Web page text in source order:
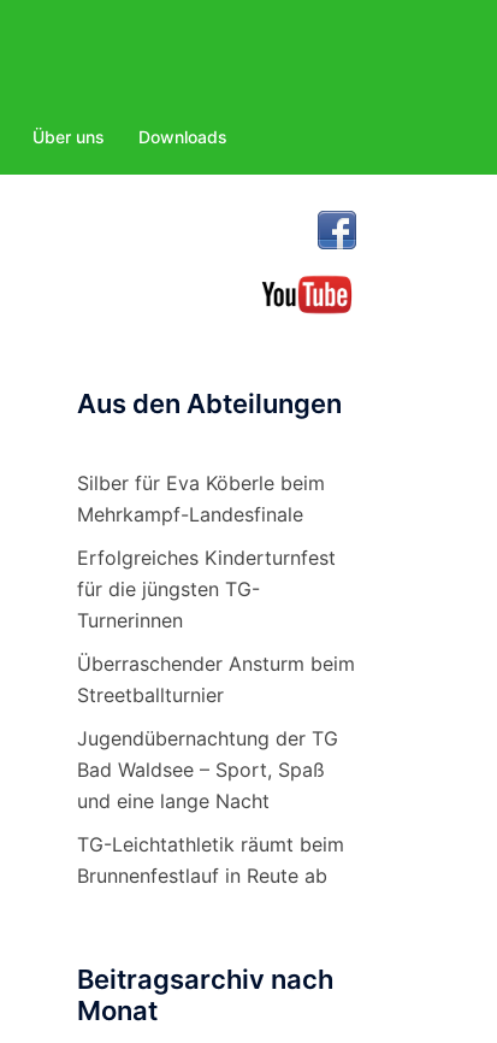
Über uns Downloads
Aus den Abteilungen
Silber für Eva Köberle beim
Mehrkampf-Landesfinale
Erfolgreiches Kinderturnfest
für die jüngsten TG-
Turnerinnen
Überraschender Ansturm beim
Streetballturnier
Jugendübernachtung der TG
Bad Waldsee – Sport, Spaß
und eine lange Nacht
TG-Leichtathletik räumt beim
Brunnenfestlauf in Reute ab
Beitragsarchiv nach
Monat